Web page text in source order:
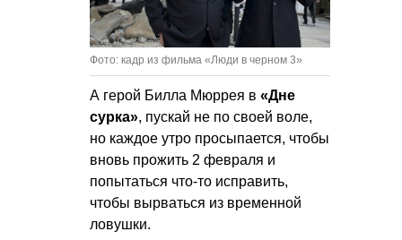
Фото: кадр из фильма «Люди в черном 3»
А герой Билла Мюррея в «Дне
сурка», пускай не по своей воле,
но каждое утро просыпается, чтобы
вновь прожить 2 февраля и
попытаться что-то исправить,
чтобы вырваться из временной
ловушки.